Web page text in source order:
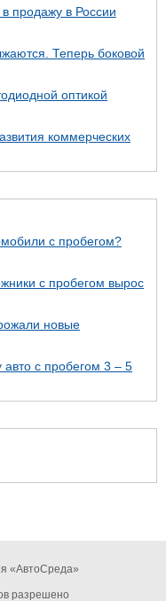
продажу в России
Теперь боковой
оптикой
коммерческих
с пробегом?
с пробегом вырос
новые
авто с пробегом 3 – 5
«АвтоСреда»
разрешено